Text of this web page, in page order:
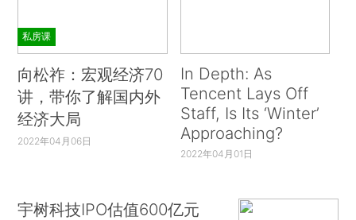
私房课
向松祚：宏观经济70
讲，带你了解国内外
经济大局
2022年04月06日
In Depth: As
Tencent Lays Off
Staff, Is Its ‘Winter’
Approaching?
2022年04月01日
宇树科技IPO估值600亿元